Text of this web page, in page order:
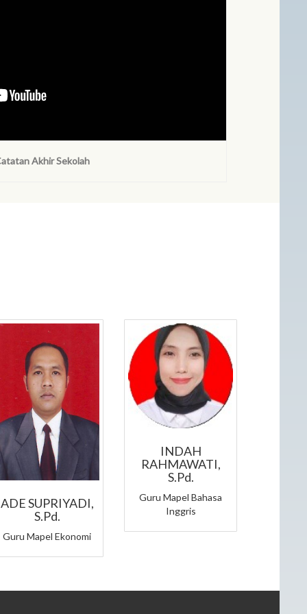
Akhir Sekolah
ADE SUPRIYADI,
S.Pd.
Guru Mapel Ekonomi
INDAH
RAHMAWATI,
S.Pd.
Guru Mapel Bahasa
Inggris